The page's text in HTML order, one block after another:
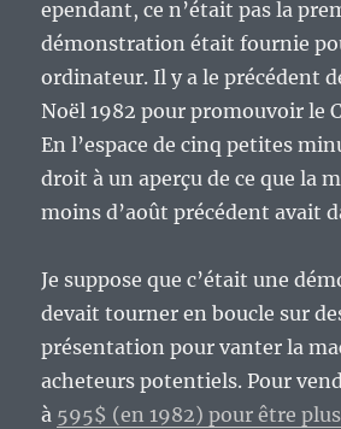
ependant, ce n’était pas la
démonstration était fournie
ordinateur. Il y a le précédent
Noël 1982 pour promouvoir le
En l’espace de cinq petites
droit à un aperçu de ce que la
moins d’août précédent avait
Je suppose que c’était une
devait tourner en boucle sur
présentation pour vanter la
acheteurs potentiels. Pour
à 595$ (en 1982) pour être